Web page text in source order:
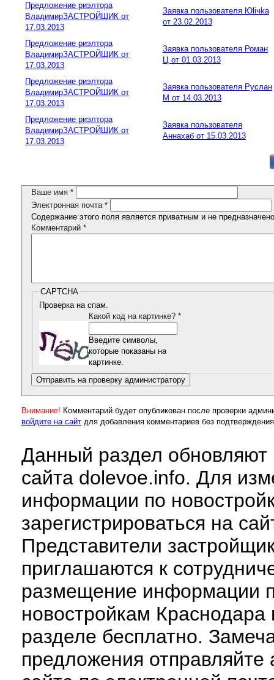
Предложение риэлтора
ВладимирЗАСТРОЙШИК от
17.03.2013
Заявка пользователя Юliчka
от 23.02.2013
Предложение риэлтора
ВладимирЗАСТРОЙШИК от
17.03.2013
Заявка пользователя Роман
Ц от 01.03.2013
Предложение риэлтора
ВладимирЗАСТРОЙШИК от
17.03.2013
Заявка пользователя Руслан
М от 14.03.2013
Предложение риэлтора
ВладимирЗАСТРОЙШИК от
17.03.2013
Заявка пользователя
Аннахаб от 15.03.2013
Ваше имя *
Электронная почта *
Содержание этого поля является приватным и не
Комментарий *
CAPTCHA
Проверка на спам.
Какой код на картинке? *
Введите символы,
которые показаны на
картинке.
Внимание! Комментарий будет опубликован после проверки
войдите на сайт для добавления комментариев без
Данный раздел обновляют
сайта dolevoe.info. Для
информации по
зарегистрироваться на
Представители
приглашаются к
размещение информации
новостройкам
разделе бесплатно.
предложения отправляйте